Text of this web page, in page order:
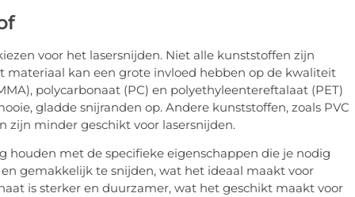
voor het lasersnijden. Niet alle kunststoffen zijn
materiaal kan een grote invloed hebben op de kwaliteit
polycarbonaat (PC) en polyethyleentereftalaat (PET)
gladde snijranden op. Andere kunststoffen, zoals PVC
zijn minder geschikt voor lasersnijden.
met de specifieke eigenschappen die je nodig
gemakkelijk te snijden, wat het ideaal maakt voor
is sterker en duurzamer, wat het geschikt maakt voor